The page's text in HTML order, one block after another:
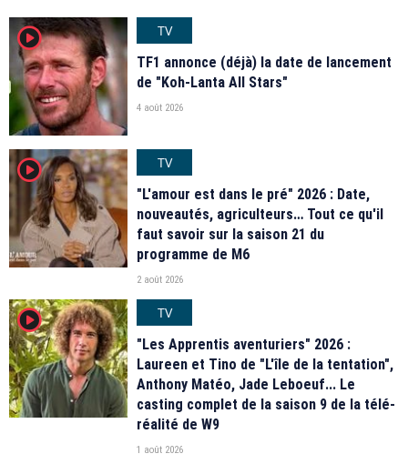
player2
TV
TF1 annonce (déjà) la date de lancement
de "Koh-Lanta All Stars"
4 août 2026
player2
TV
"L'amour est dans le pré" 2026 : Date,
nouveautés, agriculteurs… Tout ce qu'il
faut savoir sur la saison 21 du
programme de M6
2 août 2026
player2
TV
"Les Apprentis aventuriers" 2026 :
Laureen et Tino de "L'île de la tentation",
Anthony Matéo, Jade Leboeuf... Le
casting complet de la saison 9 de la télé-
réalité de W9
1 août 2026